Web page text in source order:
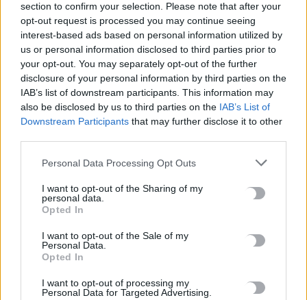
section to confirm your selection. Please note that after your
opt-out request is processed you may continue seeing
interest-based ads based on personal information utilized by
us or personal information disclosed to third parties prior to
your opt-out. You may separately opt-out of the further
disclosure of your personal information by third parties on the
IAB’s list of downstream participants. This information may
also be disclosed by us to third parties on the IAB’s List of
Downstream Participants that may further disclose it to other
Personal Data Processing Opt Outs
I want to opt-out of the Sharing of my
personal data.
Opted In
I want to opt-out of the Sale of my
Personal Data.
Opted In
I want to opt-out of processing my
Personal Data for Targeted Advertising.
Κρίση στη Θέουτα: Ισπανικό τελεσίγραφο στην Ιταλία για
άρση των ελέγχων στα σύνορα
7 Αυγούστου, 2026
TRENDING
ΘΕΟΥΤΑ #
ΥΠΟΥΡΓΕΙΟ ΜΕΤΑΝΑΣΤΕΥΣΗΣ ΚΑΙ ΑΣΥΛΟΥ
ΣΧΕΤΙΚΆ ΆΡΘΡΑ